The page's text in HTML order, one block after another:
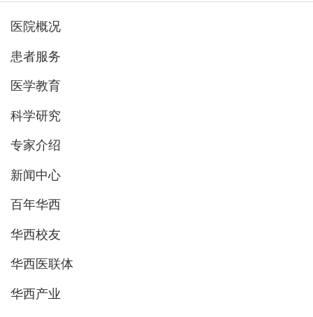
医院概况
患者服务
医学教育
科学研究
专家介绍
新闻中心
百年华西
华西校友
华西医联体
华西产业